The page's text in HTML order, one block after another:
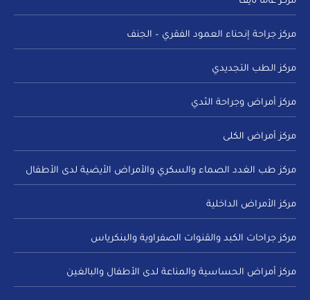
مركز جراحة إنحناء العمود الفقري – الجنف
مركز الطب التجديدي
مركز أمراض وجراحة الثدي
مركز أمراض الكلى
مركز طب الغدد الصماء والسكري والأمراض الأيضية لدى الأطفال
مركز الأمراض الداخلية
مركز جراحات الكبد والقنوات الصفراوية والبنكرياس
مركز أمراض الحساسية والمناعة لدى الأطفال والبالغين